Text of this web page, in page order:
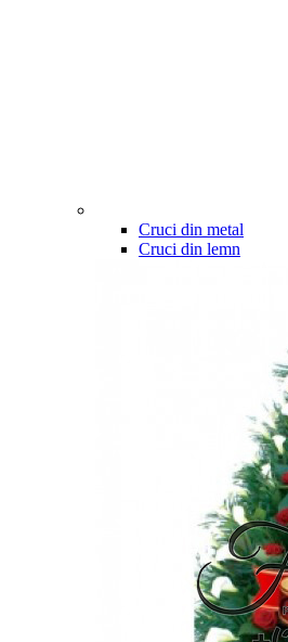
Cruci din metal
Cruci din lemn